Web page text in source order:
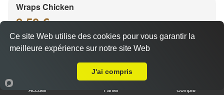
Wraps Chicken
8.50 €
Accueil Panier Compte
Ce site Web utilise des cookies pour vous garantir la
meilleure expérience sur notre site Web
J'ai compris